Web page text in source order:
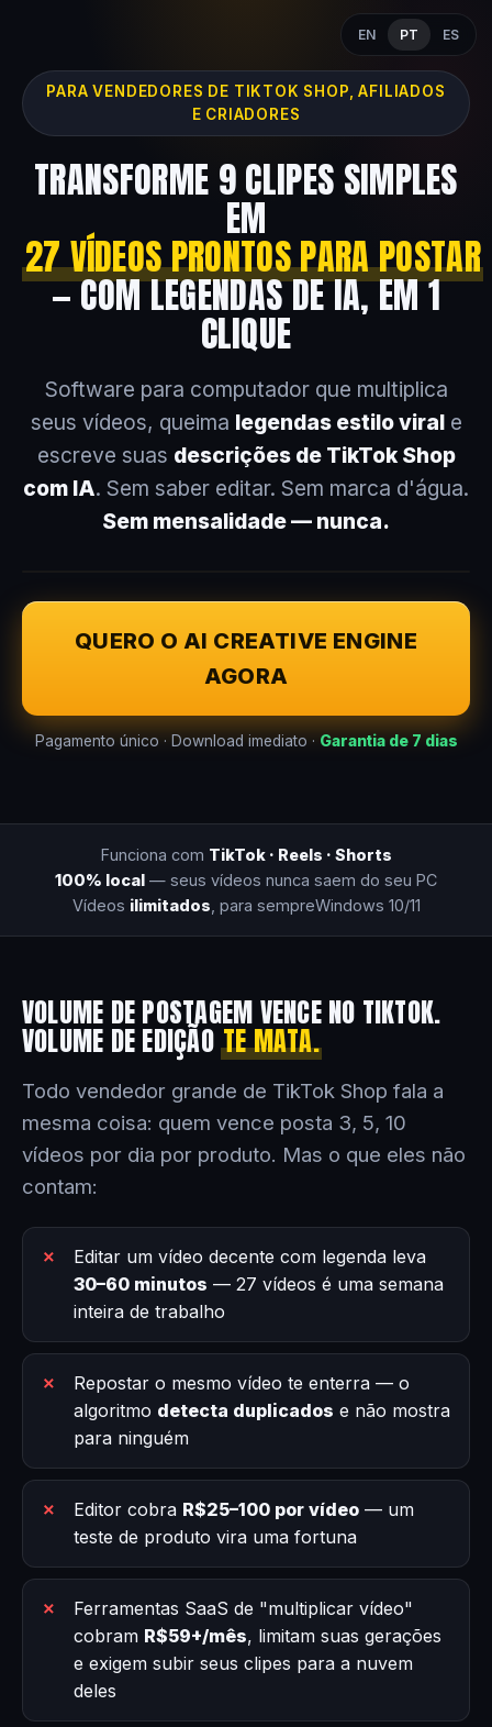
EN PT ES
PARA VENDEDORES DE TIKTOK SHOP, AFILIADOS
E CRIADORES
TRANSFORME 9 CLIPES SIMPLES
EM
27 VÍDEOS PRONTOS PARA POSTAR
— COM LEGENDAS DE IA, EM 1
CLIQUE
Software para computador que multiplica
seus vídeos, queima legendas estilo virale
escreve suas descrições de TikTok Shop
com IA. Sem saber editar. Sem marca d'água.
Sem mensalidade — nunca.
QUERO O AI CREATIVE ENGINE
AGORA
Pagamento único · Download imediato · Garantia de 7 dias
Funciona com TikTok · Reels · Shorts
100% local — seus vídeos nunca saem do seu PC
Vídeos ilimitados , para sempreWindows 10/11
VOLUME DE POSTAGEM VENCE NO TIKTOK.
VOLUME DE EDIÇÃOTE MATA.
Todo vendedor grande de TikTok Shop fala a
mesma coisa: quem vence posta 3, 5, 10
vídeos por dia por produto. Mas o que eles não
contam:
Editar um vídeo decente com legenda leva
30–60 minutos — 27 vídeos é uma semana
inteira de trabalho
Repostar o mesmo vídeo te enterra — o
algoritmo detecta duplicados e não mostra
para ninguém
Editor cobra R$25–100 por vídeo — um
teste de produto vira uma fortuna
Ferramentas SaaS de "multiplicar vídeo"
cobram R$59+/mês, limitam suas gerações
e exigem subir seus clipes para a nuvem
deles